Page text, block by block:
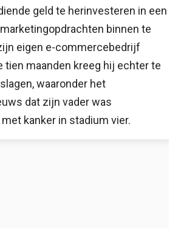
geld te herinvesteren in een
binnen te
eigen e-commercebedrijf
tien maanden kreeg hij echter te
waaronder het
dat zijn vader was
kanker in stadium vier.